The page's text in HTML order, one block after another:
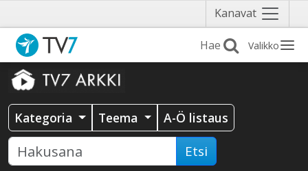
Kanavat Näytä
valikko
Valikko
Kategoria Teema A-Ö listaus
Etsi